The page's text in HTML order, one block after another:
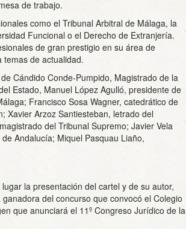
de trabajo.
como el Tribunal Arbitral de Málaga, la
Funcional o el Derecho de Extranjería.
de gran prestigio en su área de
de actualidad.
Cándido Conde-Pumpido, Magistrado de la
Estado, Manuel López Agulló, presidente de
Francisco Sosa Wagner, catedrático de
Xavier Arzoz Santiesteban, letrado del
del Tribunal Supremo; Javier Vela
Andalucía; Miquel Pasquau Liaño,
la presentación del cartel y de su autor,
del concurso que convocó el Colegio
que anunciará el 11º Congreso Jurídico de la